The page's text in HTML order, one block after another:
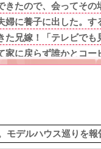
たので、会ってその
に養子に出した。す
兄嫁！「テレビでも
に戻らず誰かとコー
んは結婚したら仕事
夕飯作る時間がない
愛情不足だし母親失
ない映画のチケ代を奢
モデルハウス巡りを